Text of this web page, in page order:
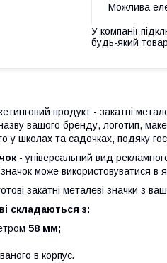
У компанії
будь-який
продукт - закатні
вашого бренду, логотип,
у школах та садочках, подяку
- універсальний вид
може використовуватися
закатні металеві значки з
складаються з:
58 мм;
в корпус.